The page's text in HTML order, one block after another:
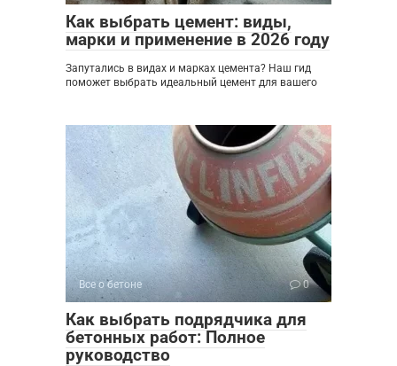
Как выбрать цемент: виды,
марки и применение в 2026 году
Запутались в видах и марках цемента? Наш гид
поможет выбрать идеальный цемент для вашего
Все о бетоне 0
Как выбрать подрядчика для
бетонных работ: Полное
руководство